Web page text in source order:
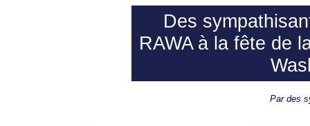
Des
RAWA à la fête de
Par des